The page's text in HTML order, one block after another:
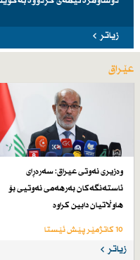
زیاتر
عێراق
وەزیری نەوتی عیراق: سەرەڕای
ئاستەنگەكان بەرهەمی نەوتیی بۆ
هاوڵاتیان دابین كراوە
10 کاتژمێر پێش ئێستا
زیاتر